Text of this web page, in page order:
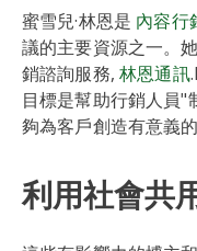
蜜雪兒·林恩是 內容行
議的主要資源之一。
銷諮詢服務,林恩通訊
目標是幫助行銷人員"
夠為客戶創造有意義
利用社會共